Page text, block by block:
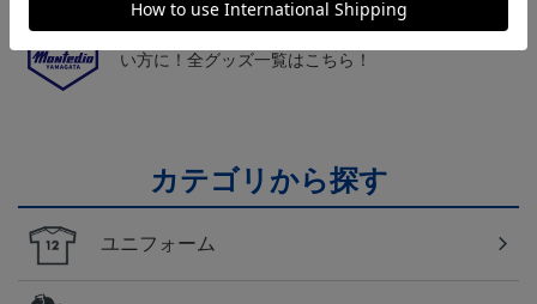
山形
モンテディオ山形のすべてのグッズをチェックした
い方に！全グッズ一覧はこちら！
カテゴリから探す
ユニフォーム